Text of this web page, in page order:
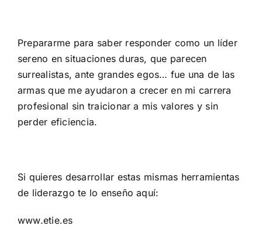
Prepararme para saber responder como un líder
sereno en situaciones duras, que parecen
surrealistas, ante grandes egos… fue una de las
armas que me ayudaron a crecer en mi carrera
profesional sin traicionar a mis valores y sin
perder eficiencia.
Si quieres desarrollar estas mismas herramientas
de liderazgo te lo enseño aquí:
www.etie.es